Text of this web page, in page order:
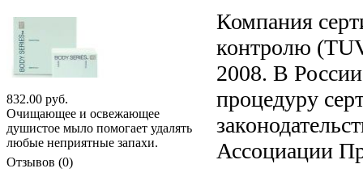
Компания
контролю
2008. В
процедуру
Ассоциации
832.00 руб.
Очищающее и освежающее
душистое мыло помогает удалять
любые неприятные запахи.
Отзывов (0)